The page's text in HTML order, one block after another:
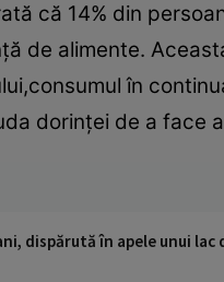
că 14% din
de alimente.
în
dorinţei de a face
dispărută în apele unui